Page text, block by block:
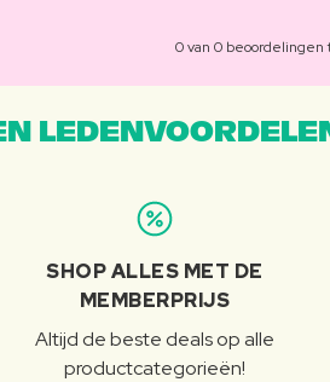
0 van 0 beoordelingen
SHOP ALLES MET DE
MEMBERPRIJS
Altijd de beste deals op alle
productcategorieën!